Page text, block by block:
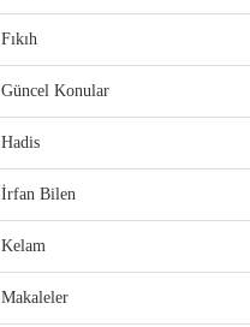
Fıkıh
Güncel Konular
Hadis
İrfan Bilen
Kelam
Makaleler